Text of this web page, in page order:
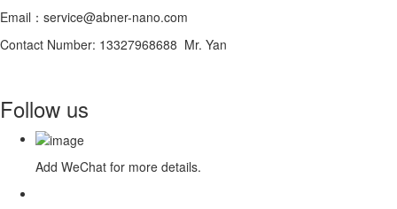
Email：service@abner-nano.com
Contact Number: 13327968688 Mr. Yan
Follow us
Add WeChat for more details.